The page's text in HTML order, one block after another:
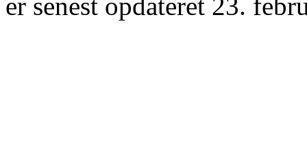
er senest opdateret 23.